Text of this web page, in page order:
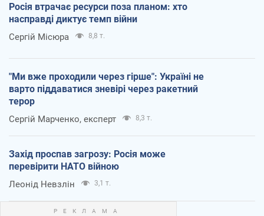
Росія втрачає ресурси поза планом: хто
насправді диктує темп війни
Сергій Місюра 8,8 т.
"Ми вже проходили через гірше": Україні не
варто піддаватися зневірі через ракетний
терор
Сергій Марченко, експерт 8,3 т.
Захід проспав загрозу: Росія може
перевірити НАТО війною
Леонід Невзлін 3,1 т.